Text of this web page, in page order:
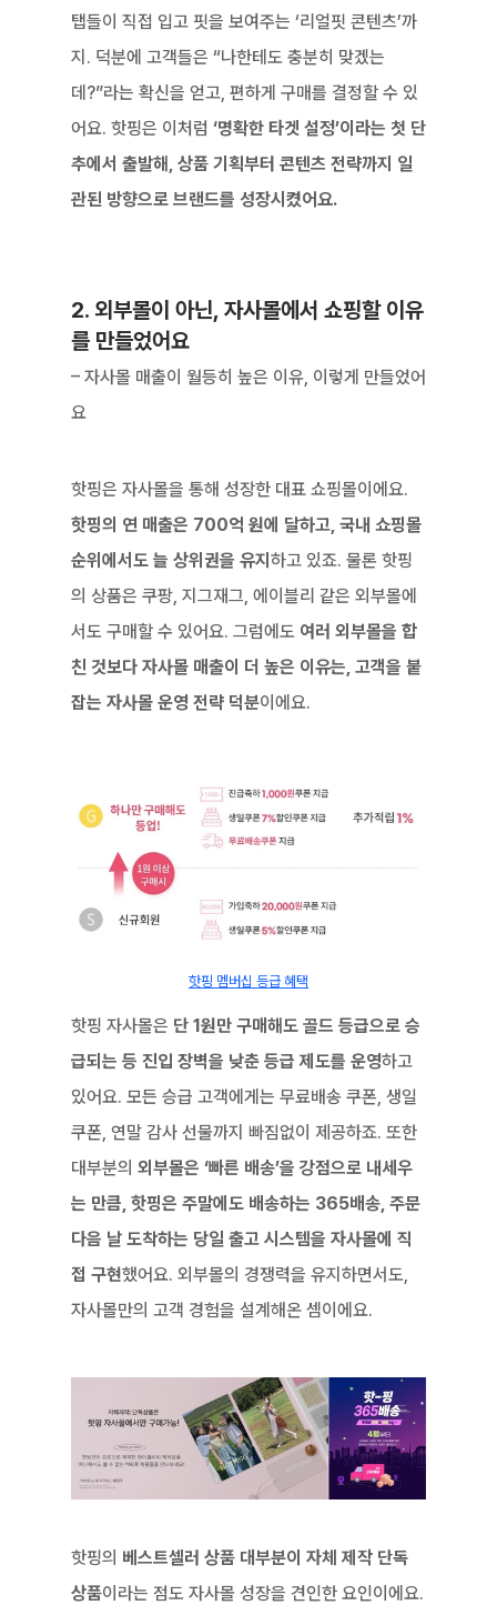
탭들이 직접 입고 핏을 보여주는 ‘리얼핏 콘텐츠’까
지. 덕분에 고객들은 “나한테도 충분히 맞겠는
데?”라는 확신을 얻고, 편하게 구매를 결정할 수 있
어요. 핫핑은 이처럼 ‘명확한 타겟 설정’이라는 첫 단
추에서 출발해, 상품 기획부터 콘텐츠 전략까지 일
관된 방향으로 브랜드를 성장시켰어요.
2. 외부몰이 아닌, 자사몰에서 쇼핑할 이유
를 만들었어요
– 자사몰 매출이 월등히 높은 이유, 이렇게 만들었어
요
핫핑의 연 매출은 700억 원에 달하고, 국내 쇼핑몰
순위에서도 늘 상위권을 유지 하고 있죠. 물론 핫핑
의 상품은 쿠팡, 지그재그, 에이블리 같은 외부몰에
서도 구매할 수 있어요. 그럼에도 여러 외부몰을 합
친 것보다 자사몰 매출이 더 높은 이유는, 고객을 붙
잡는 자사몰 운영 전략 덕분이에요.
핫핑 멤버십 등급 혜택
핫핑 자사몰은 단 1원만 구매해도 골드 등급으로 승
급되는 등 진입 장벽을 낮춘 등급 제도를 운영하고
있어요. 모든 승급 고객에게는 무료배송 쿠폰, 생일
쿠폰, 연말 감사 선물까지 빠짐없이 제공하죠. 또한
대부분의 외부몰은 ‘빠른 배송’을 강점으로 내세우
는 만큼, 핫핑은 주말에도 배송하는 365배송, 주문
다음 날 도착하는 당일 출고 시스템을 자사몰에 직
접 구현했어요. 외부몰의 경쟁력을 유지하면서도,
자사몰만의 고객 경험을 설계해온 셈이에요.
핫핑의 베스트셀러 상품 대부분이 자체 제작 단독
상품이라는 점도 자사몰 성장을 견인한 요인이에요.